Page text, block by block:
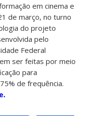
em cinema e
de março, no turno
do projeto
pelo
Federal
ser feitas por meio
para
de frequência.